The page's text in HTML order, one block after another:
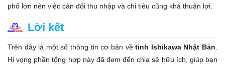
phố lớn nên việc cân đối thu nhập và chi tiêu cũng khá thuận lợi.
Lời kết
Trên đây là một số thông tin cơ bản vềtỉnh Ishikawa Nhật Bản
Hi vọng phần tổng hợp này đã đem đến chia sẻ hữu ích, giúp bạn